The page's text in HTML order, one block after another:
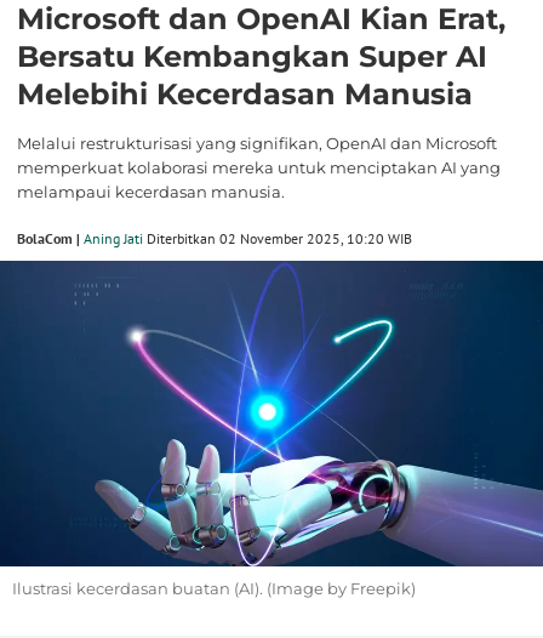
Microsoft dan OpenAI Kian Erat,
Bersatu Kembangkan Super AI
Melebihi Kecerdasan Manusia
Melalui restrukturisasi yang signifikan, OpenAI dan Microsoft
memperkuat kolaborasi mereka untuk menciptakan AI yang
melampaui kecerdasan manusia.
BolaCom | Aning Jati Diterbitkan 02 November 2025, 10:20 WIB
Ilustrasi kecerdasan buatan (AI). (Image by Freepik)